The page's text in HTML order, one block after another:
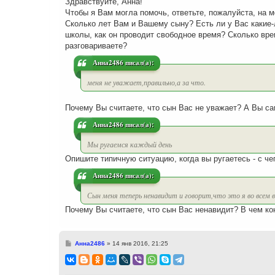
и
е
Чтобы я Вам могла помочь, ответьте, пожалуйста, на
Сколько лет Вам и Вашему сыну? Есть ли у Вас
школы, как он проводит свободное время? Сколько
разговариваете?
Анна2486 писал(а):
меня не уважает,правильно,а за что.
Почему Вы считаете, что сын Вас не уважает? А Вы
Анна2486 писал(а):
Мы ругаемся каждый день
Опишите типичную ситуацию, когда вы ругаетесь - с
Анна2486 писал(а):
Сын меня теперь ненавидит и говорит,что это я во всем
Почему Вы считаете, что сын Вас ненавидит? В чем
С
о
б
Анна2486» 14 янв 2016, 21:25